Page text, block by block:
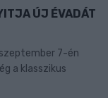
ÚJ ÉVADÁT
7-én
a klasszikus